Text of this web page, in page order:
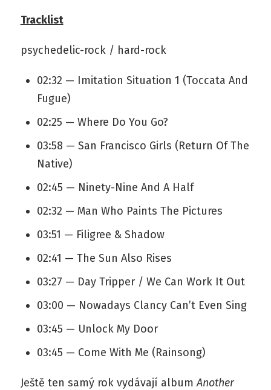
Tracklist
psychedelic-rock / hard-rock
02:32 — Imitation Situation 1 (Toccata And
Fugue)
02:25 — Where Do You Go?
03:58 — San Francisco Girls (Return Of The
Native)
02:45 — Ninety-Nine And A Half
02:32 — Man Who Paints The Pictures
03:51 — Filigree & Shadow
02:41 — The Sun Also Rises
03:27 — Day Tripper / We Can Work It Out
03:00 — Nowadays Clancy Can’t Even Sing
03:45 — Unlock My Door
03:45 — Come With Me (Rainsong)
Ještě ten samý rok vydávají albumAnother